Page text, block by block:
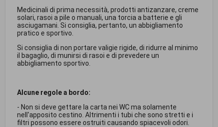
Medicinali di prima necessità, prodotti antizanzare, creme
solari, rasoi a pile o manuali, una torcia a batterie e gli
asciugamani. Si consiglia, pertanto, un abbigliamento
pratico e sportivo.
Si consiglia di non portare valigie rigide, di ridurre al minimo
il bagaglio, di munirsi di rasoi e di prevedere un
abbigliamento sportivo.
Alcune regole a bordo:
- Non si deve gettare la carta nei WC ma solamente
nell'apposito cestino. Altrimenti i tubi che sono stretti e i
filtri possono essere ostruiti causando spiacevoli odori.